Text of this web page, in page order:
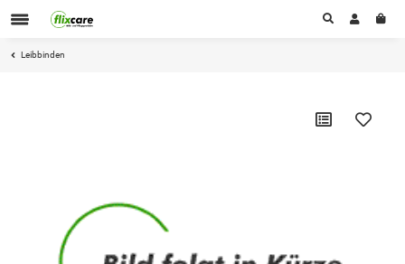
Leibbinden